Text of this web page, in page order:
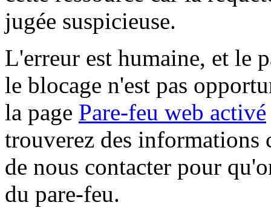
jugée suspicieuse.
L'erreur est humaine, et le
le blocage n'est pas
la page Pare-feu web activé
trouverez des informations
de nous contacter pour
du pare-feu.